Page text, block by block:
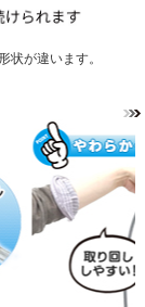
状が違います。